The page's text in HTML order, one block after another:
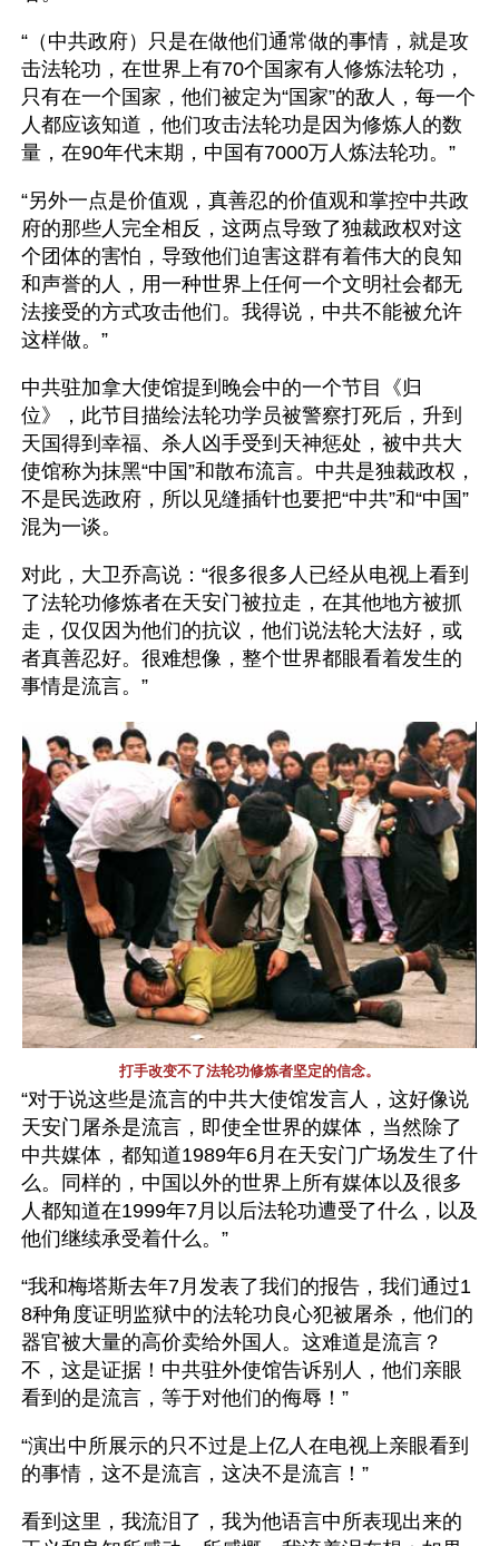
“（中共政府）只是在做他们通常做的事情，就是攻
击法轮功，在世界上有70个国家有人修炼法轮功，
只有在一个国家，他们被定为“国家”的敌人，每一个
人都应该知道，他们攻击法轮功是因为修炼人的数
量，在90年代末期，中国有7000万人炼法轮功。”
“另外一点是价值观，真善忍的价值观和掌控中共政
府的那些人完全相反，这两点导致了独裁政权对这
个团体的害怕，导致他们迫害这群有着伟大的良知
和声誉的人，用一种世界上任何一个文明社会都无
法接受的方式攻击他们。我得说，中共不能被允许
这样做。”
中共驻加拿大使馆提到晚会中的一个节目《归
位》，此节目描绘法轮功学员被警察打死后，升到
天国得到幸福、杀人凶手受到天神惩处，被中共大
使馆称为抹黑“中国”和散布流言。中共是独裁政权，
不是民选政府，所以见缝插针也要把“中共”和“中国”
混为一谈。
对此，大卫乔高说：“很多很多人已经从电视上看到
了法轮功修炼者在天安门被拉走，在其他地方被抓
走，仅仅因为他们的抗议，他们说法轮大法好，或
者真善忍好。很难想像，整个世界都眼看着发生的
事情是流言。”
打手改变不了法轮功修炼者坚定的信念。
“对于说这些是流言的中共大使馆发言人，这好像说
天安门屠杀是流言，即使全世界的媒体，当然除了
中共媒体，都知道1989年6月在天安门广场发生了什
么。同样的，中国以外的世界上所有媒体以及很多
人都知道在1999年7月以后法轮功遭受了什么，以及
他们继续承受着什么。”
“我和梅塔斯去年7月发表了我们的报告，我们通过1
8种角度证明监狱中的法轮功良心犯被屠杀，他们的
器官被大量的高价卖给外国人。这难道是流言？
不，这是证据！中共驻外使馆告诉别人，他们亲眼
看到的是流言，等于对他们的侮辱！”
“演出中所展示的只不过是上亿人在电视上亲眼看到
的事情，这不是流言，这决不是流言！”
看到这里，我流泪了，我为他语言中所表现出来的